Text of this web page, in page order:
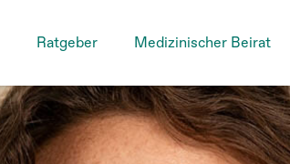
Ratgeber Medizinischer Beirat